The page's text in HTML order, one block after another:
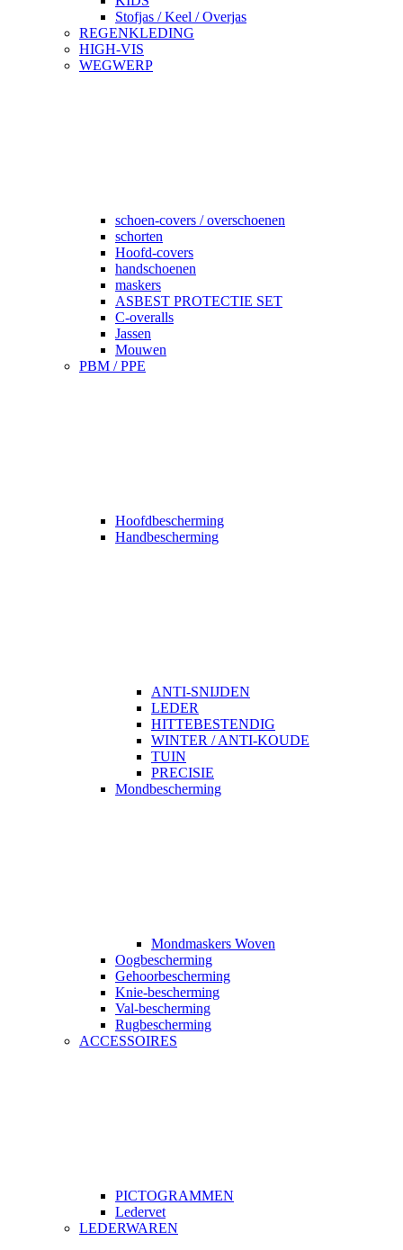
Stofjas / Keel / Overjas
REGENKLEDING
HIGH-VIS
WEGWERP
schoen-covers / overschoenen
schorten
Hoofd-covers
handschoenen
maskers
ASBEST PROTECTIE SET
C-overalls
Jassen
Mouwen
PBM / PPE
Hoofdbescherming
Handbescherming
ANTI-SNIJDEN
LEDER
HITTEBESTENDIG
WINTER / ANTI-KOUDE
TUIN
PRECISIE
Mondbescherming
Mondmaskers Woven
Oogbescherming
Gehoorbescherming
Knie-bescherming
Val-bescherming
Rugbescherming
ACCESSOIRES
PICTOGRAMMEN
Ledervet
LEDERWAREN